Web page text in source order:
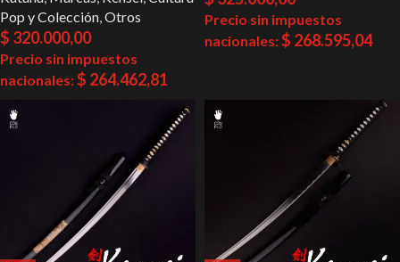
Pop y Colección,Otros
$ 320.000,00
Precio sin impuestos
nacionales:$ 264.462,81
Precio sin impuestos
nacionales:$ 268.595,04